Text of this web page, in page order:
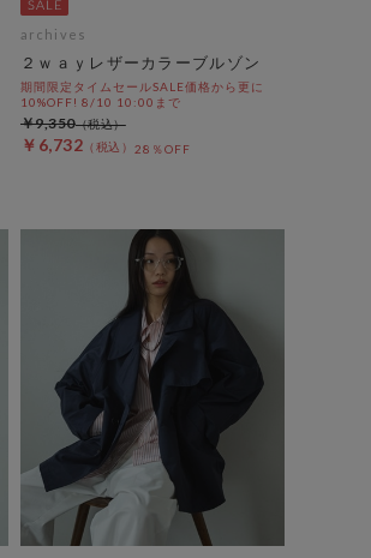
archives
２ｗａｙレザーカラーブルゾン
期間限定タイムセールSALE価格から更に
10%OFF! 8/10 10:00まで
￥6,732 28％OFF
￥9,350